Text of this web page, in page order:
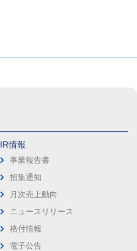
IR情報
事業報告書
招集通知
月次売上動向
ニュースリリース
格付情報
電子公告